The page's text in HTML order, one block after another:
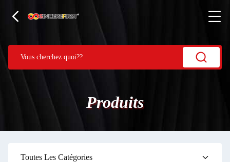
Produits
Toutes Les Catégories